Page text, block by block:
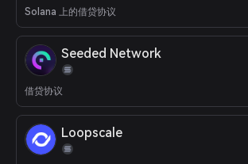
Solana 上的借贷协议
Seeded Network
借贷协议
Loopscale